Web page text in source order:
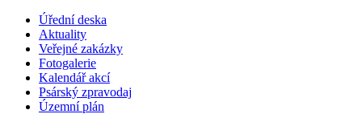
Úřední deska
Aktuality
Veřejné zakázky
Fotogalerie
Kalendář akcí
Psárský zpravodaj
Územní plán